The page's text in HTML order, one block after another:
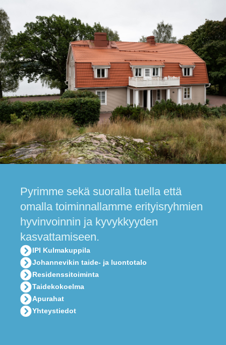
Pyrimme sekä suoralla tuella että
omalla toiminnallamme erityisryhmien
hyvinvoinnin ja kyvykkyyden
kasvattamiseen.
IPI Kulmakuppila
Johannevikin taide- ja luontotalo
Residenssitoiminta
Taidekokoelma
Apurahat
Yhteystiedot